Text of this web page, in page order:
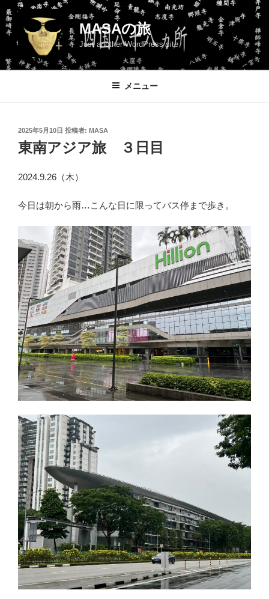
ン
テ
ツ
MASAの旅
Just another WordPress site
メニュー
投
稿
日:
2025年5月10日 投稿者: MASA
東南アジア旅 ３日目
2024.9.26（木）
今日は朝から雨…こんな日に限ってバス停まで歩き。